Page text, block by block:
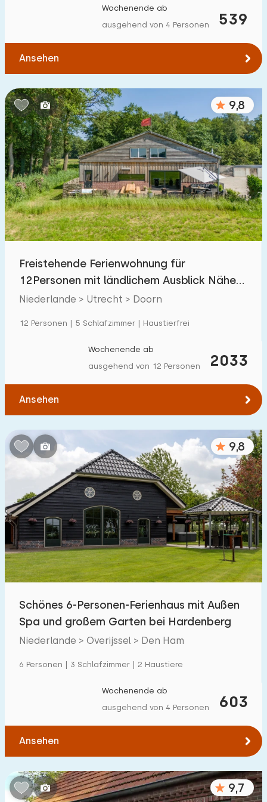
Zu öffentlichen Verkehrsmitteln(max. km):
0,2 0,5 1
Unterkunft
Nicht im Ferienpark 134
Im Ferienpark 129
Einfamilienhaus 203
Ferienbauernhof
Villa
Ferienwohnung
Kindermöbel 122
Eingezäunter Garten
Spielgeräte im Garten 82
Hallenbad 39
Freibad 18
Kinderanimation 25
Kindereinrichtungen im Park 35
Zugänglichkeit
Eingeschränkte Mobilität
539
Wochenende ab
ausgehend von 4 Personen
Ansehen
9,8
Freistehende Ferienwohnung für
12Personen mit ländlichem Ausblick Nähe
Utrechtse Heuvelrug
Niederlande > Utrecht > Doorn
12 Personen | 5 Schlafzimmer | Haustierfrei
2033
Wochenende ab
ausgehend von 12 Personen
Ansehen
9,8
Schönes 6-Personen-Ferienhaus mit Außen
Spa und großem Garten bei Hardenberg
Niederlande > Overijssel > Den Ham
6 Personen | 3 Schlafzimmer | 2 Haustiere
603
Wochenende ab
ausgehend von 4 Personen
Ansehen
9,7